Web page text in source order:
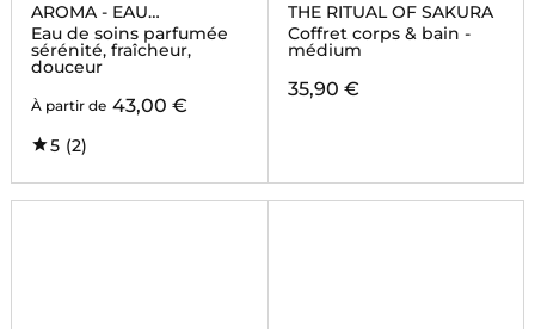
AROMA - EAU
RESSOURCANTE
Eau de soins parfumée
sérénité, fraîcheur,
douceur
À partir de 43,00 €
5 (2)
THE RITUAL OF SAKURA
Coffret corps & bain -
médium
35,90 €